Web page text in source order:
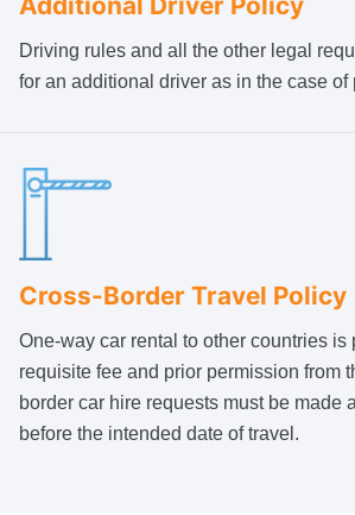
Driving rules and all the other legal
for an additional driver as in the case of
Cross-Border Travel Policy
One-way car rental to other countries is
requisite fee and prior permission from
border car hire requests must be made
before the intended date of travel.